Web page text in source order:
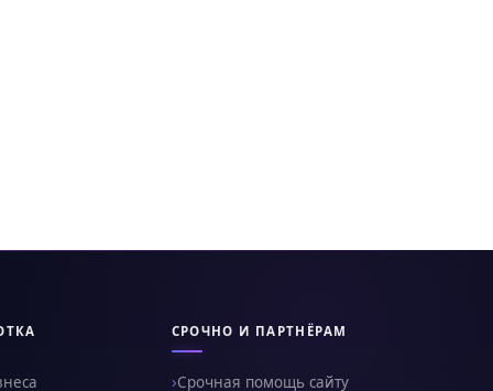
СРОЧНО И ПАРТНЁРАМ
Срочная помощь сайту